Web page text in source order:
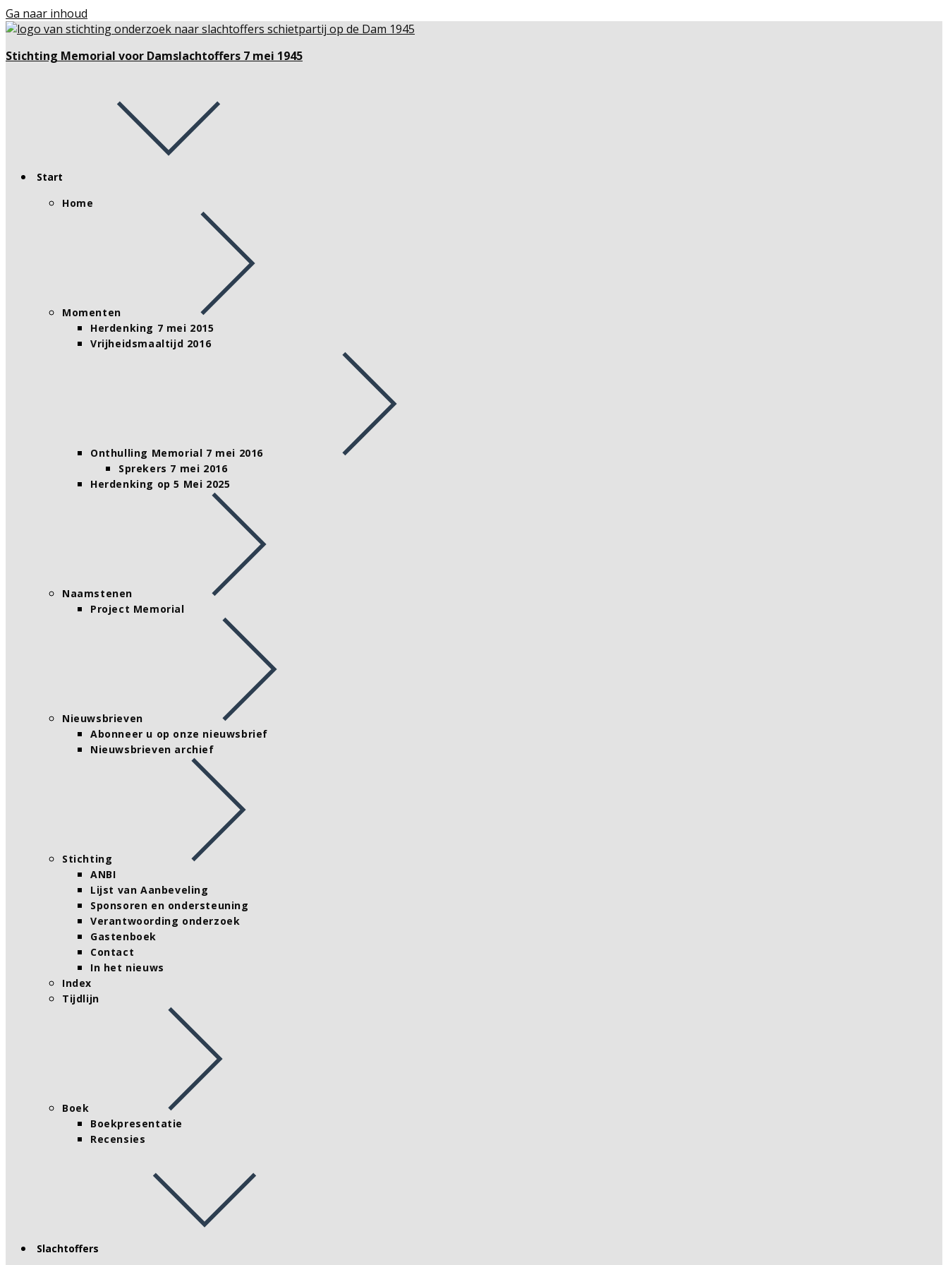
Ga naar inhoud
Stichting Memorial voor Damslachtoffers 7 mei 1945
Start
Home
Momenten
Herdenking 7 mei 2015
Vrijheidsmaaltijd 2016
Onthulling Memorial 7 mei 2016
Sprekers 7 mei 2016
Herdenking op 5 Mei 2025
Naamstenen
Project Memorial
Nieuwsbrieven
Abonneer u op onze nieuwsbrief
Nieuwsbrieven archief
Stichting
ANBI
Lijst van Aanbeveling
Sponsoren en ondersteuning
Verantwoording onderzoek
Gastenboek
Contact
In het nieuws
Index
Tijdlijn
Boek
Boekpresentatie
Recensies
Slachtoffers